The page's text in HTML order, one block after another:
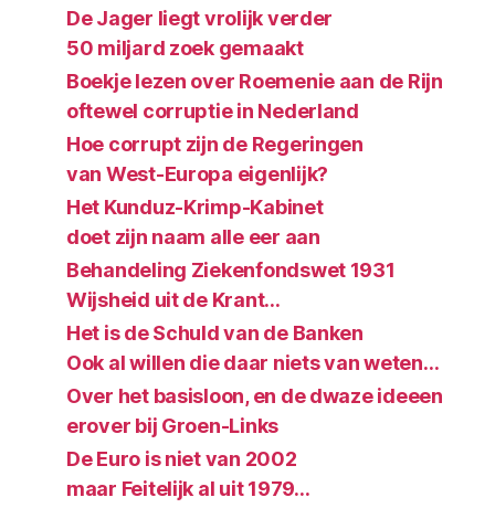
De Jager liegt vrolijk verder
50 miljard zoek gemaakt
Boekje lezen over Roemenie aan de Rijn
oftewel corruptie in Nederland
Hoe corrupt zijn de Regeringen
van West-Europa eigenlijk?
Het Kunduz-Krimp-Kabinet
doet zijn naam alle eer aan
Behandeling Ziekenfondswet 1931
Wijsheid uit de Krant…
Het is de Schuld van de Banken
Ook al willen die daar niets van weten…
Over het basisloon, en de dwaze ideeen
erover bij Groen-Links
De Euro is niet van 2002
maar Feitelijk al uit 1979…